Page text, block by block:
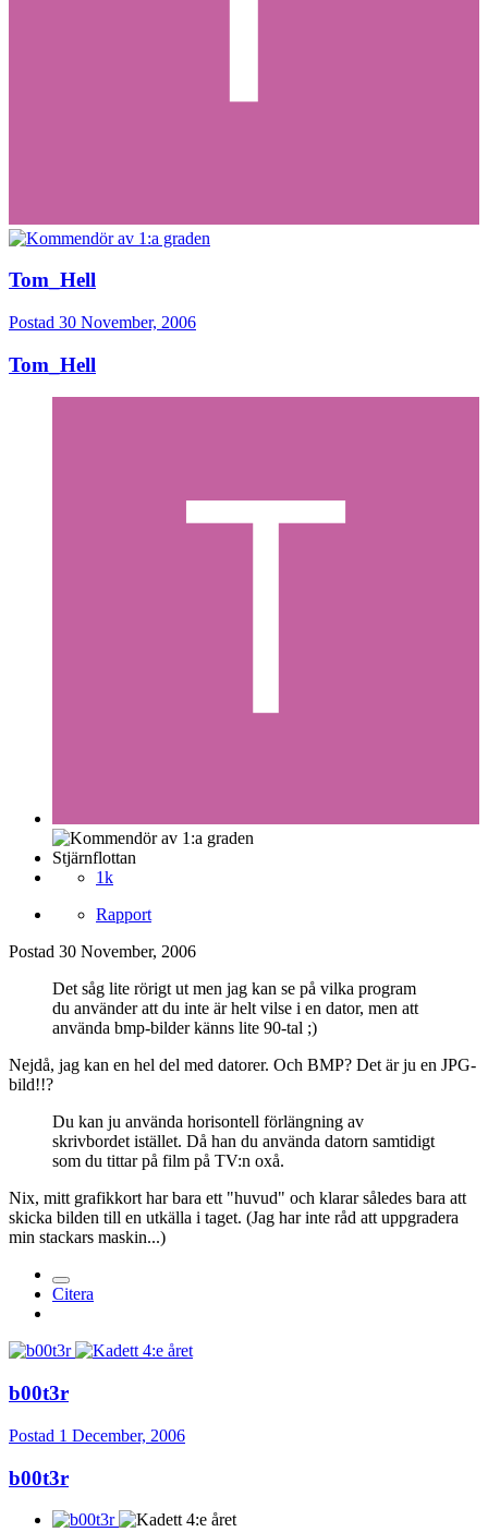
Tom_Hell
Postad 30 November, 2006
Tom_Hell
Stjärnflottan
1k
Rapport
Postad 30 November, 2006
Det såg lite rörigt ut men jag kan se på vilka program
du använder att du inte är helt vilse i en dator, men att
använda bmp-bilder känns lite 90-tal ;)
Nejdå, jag kan en hel del med datorer. Och BMP? Det är ju en JPG-
bild!!?
Du kan ju använda horisontell förlängning av
skrivbordet istället. Då han du använda datorn samtidigt
som du tittar på film på TV:n oxå.
Nix, mitt grafikkort har bara ett "huvud" och klarar således bara att
skicka bilden till en utkälla i taget. (Jag har inte råd att uppgradera
min stackars maskin...)
Citera
b00t3r
Postad 1 December, 2006
b00t3r